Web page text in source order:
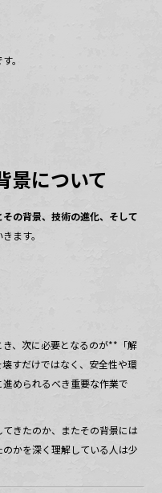
。
景について
の背景、技術の進化、そして
ます。
、次に必要となるのが**「解
すだけではなく、安全性や環
められるべき重要な作業で
きたのか、またその背景には
かを深く理解している人は少